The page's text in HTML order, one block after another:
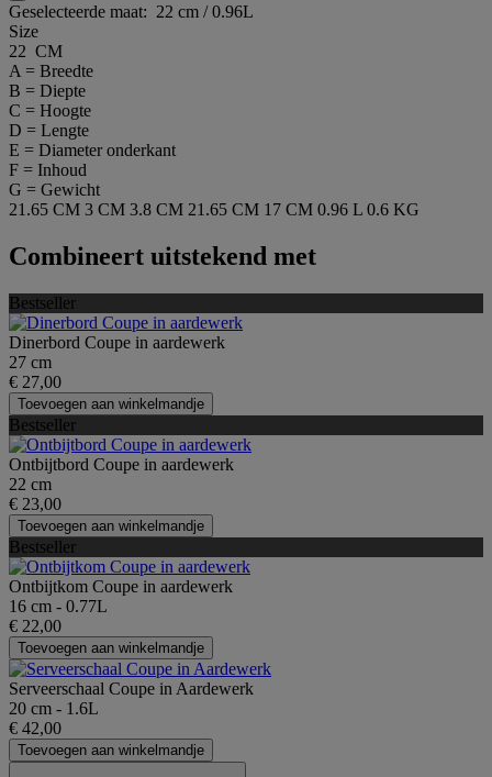
Geselecteerde maat: 22 cm / 0.96L
Size
22 CM
A = Breedte
B = Diepte
C = Hoogte
D = Lengte
E = Diameter onderkant
F = Inhoud
G = Gewicht
21.65 CM 3 CM 3.8 CM 21.65 CM 17 CM 0.96 L 0.6 KG
Combineert uitstekend met
Bestseller
Dinerbord Coupe in aardewerk
27 cm
€ 27,00
Toevoegen aan winkelmandje
Bestseller
Ontbijtbord Coupe in aardewerk
22 cm
€ 23,00
Toevoegen aan winkelmandje
Bestseller
Ontbijtkom Coupe in aardewerk
16 cm - 0.77L
€ 22,00
Toevoegen aan winkelmandje
Serveerschaal Coupe in Aardewerk
20 cm - 1.6L
€ 42,00
Toevoegen aan winkelmandje